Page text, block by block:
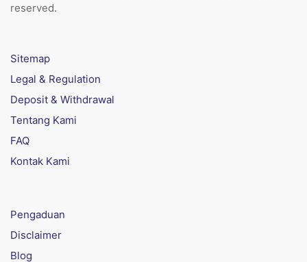
reserved.
Sitemap
Legal & Regulation
Deposit & Withdrawal
Tentang Kami
FAQ
Kontak Kami
Pengaduan
Disclaimer
Blog